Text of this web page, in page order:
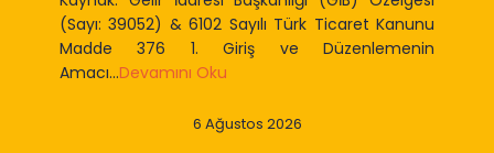
(Sayı: 39052) & 6102 Sayılı Türk Ticaret Kanunu
Madde 376 1. Giriş ve Düzenlemenin
Amacı...Devamını Oku
6 Ağustos 2026